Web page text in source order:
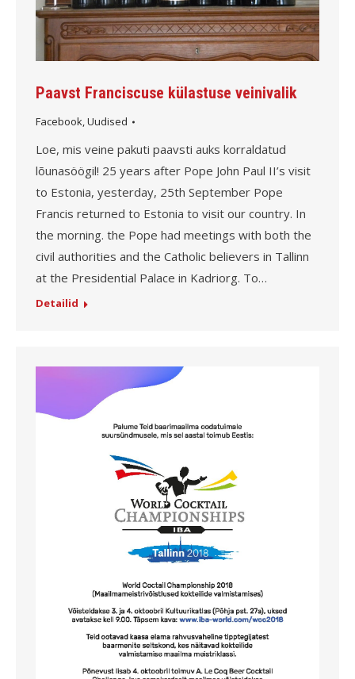
Paavst Franciscuse külastuse veinivalik
Facebook,Uudised
Loe, mis veine pakuti paavsti auks korraldatud
lõunasöögil! 25 years after Pope John Paul II’s visit
to Estonia, yesterday, 25th September Pope
Francis returned to Estonia to visit our country. In
the morning. the Pope had meetings with both the
civil authorities and the Catholic believers in Tallinn
at the Presidential Palace in Kadriorg. To…
Detailid